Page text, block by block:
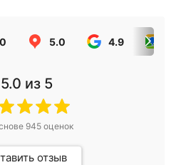
5.0 4.9
5.0 из 5
945оценок
отзыв